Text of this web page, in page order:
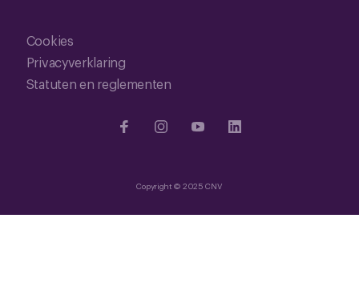
Cookies
Privacyverklaring
Statuten en reglementen
Copyright © 2025 CNV